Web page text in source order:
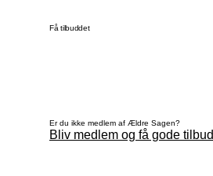
Få tilbuddet
Er du ikke medlem af Ældre Sagen?
Bliv medlem og få gode tilbud